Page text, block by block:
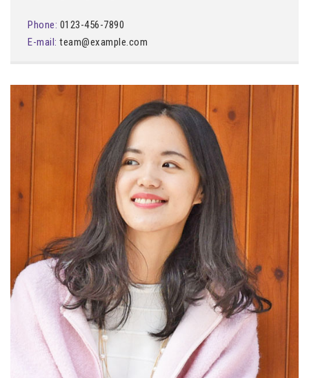
Phone: 0123-456-7890
E-mail: team@example.com